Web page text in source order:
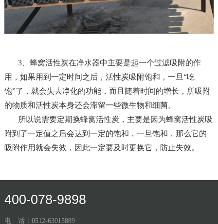
3、蜂窝活性炭在净水器中主要是起一个过滤吸附的作
用，如果用到一定时间之后，活性炭吸附饱和，一旦“吃
饱”了，就会失去净化的功能，而且随着时间的增长，所吸附
的物质和活性炭本身还会滞留一些微生物和细菌。
所以说需要定期换蜂窝活性炭，主要是因为蜂窝活性炭吸
附到了一定值之后会达到一定的饱和，一旦饱和，那么它的
吸附作用就会失效，因此一定要及时更换它，防止失效。
400-078-9898
电 话：0512-63015889